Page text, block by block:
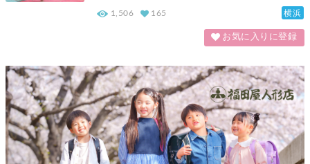
横浜
1,506 165
お気に入りに登録